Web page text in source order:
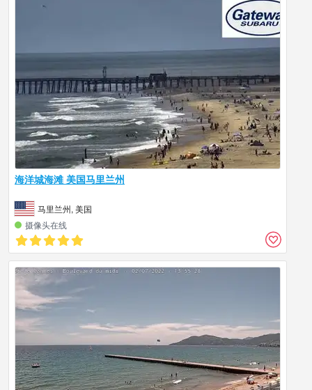
海洋城海滩 美国马里兰州
马里兰州, 美国
摄像头在线